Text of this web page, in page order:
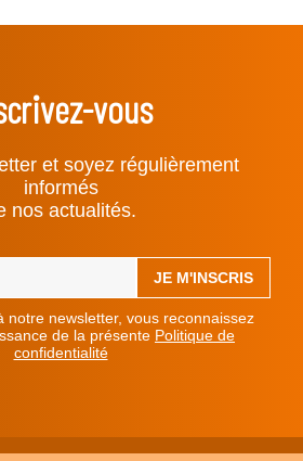
vous
et soyez régulièrement
informés
nos actualités.
notre newsletter, vous reconnaissez
de la présente Politique de
confidentialité